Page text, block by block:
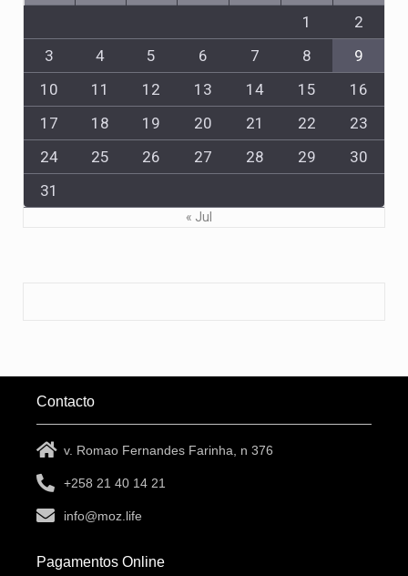
1
2
3
4 5 6 7 8
9
10
11 12 13 14 15
16
17
18 19 20 21 22
23
24
25 26 27 28 29
30
31
« Jul
Contacto
v. Romao Fernandes Farinha, n 376
+258 21 40 14 21
info@moz.life
Pagamentos Online